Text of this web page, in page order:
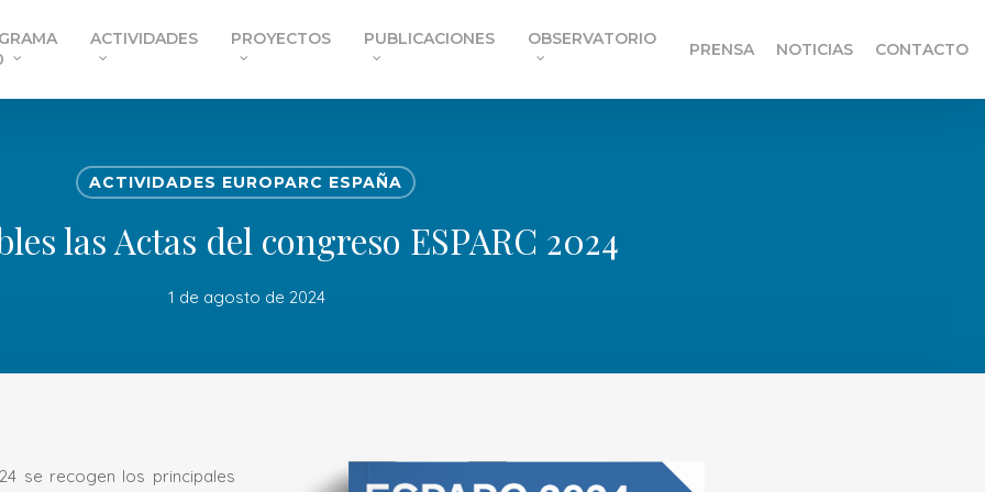
ACTIVIDADES PROYECTOS PUBLICACIONES OBSERVATORIO
PRENSA NOTICIAS CONTACTO
ACTIVIDADES EUROPARC ESPAÑA
las Actas del congreso ESPARC 2024
1 de agosto de 2024
se recogen los principales